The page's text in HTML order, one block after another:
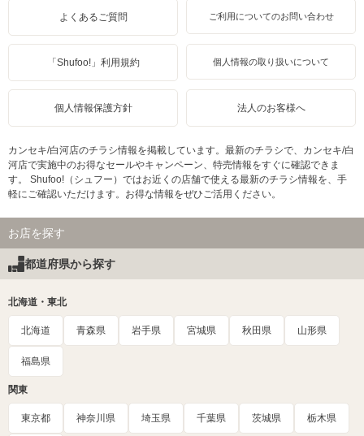
よくあるご質問 ご利用についてのお問い合わせ
「Shufoo!」利用規約 個人情報の取り扱いについて
個人情報保護方針 法人のお客様へ
カンセキ/白河店のチラシ情報を掲載しています。最新のチラシで、カンセキ/白
河店で実施中のお得なセールやキャンペーン、特売情報をすぐに確認できま
す。 Shufoo!（シュフー）ではお近くの店舗で使える最新のチラシ情報を、手
軽にご確認いただけます。お得な情報をぜひご活用ください。
お店を探す
都道府県から探す
北海道・東北
北海道 青森県 岩手県 宮城県 秋田県 山形県
福島県
関東
東京都 神奈川県 埼玉県 千葉県 茨城県 栃木県